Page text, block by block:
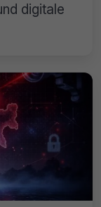
digitale